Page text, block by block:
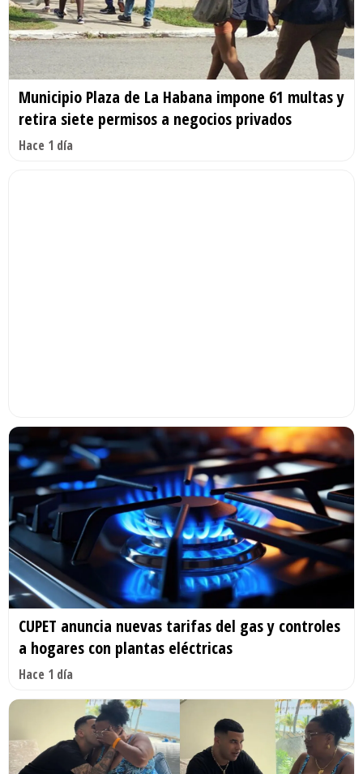
Municipio Plaza de La Habana impone 61 multas y
retira siete permisos a negocios privados
Hace 1 día
CUPET anuncia nuevas tarifas del gas y controles
a hogares con plantas eléctricas
Hace 1 día